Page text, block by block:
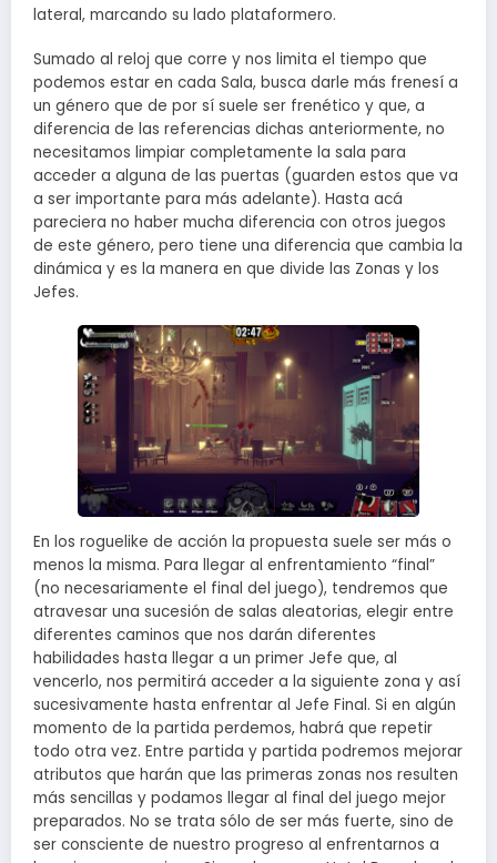
lateral, marcando su lado plataformero.
Sumado al reloj que corre y nos limita el tiempo que
podemos estar en cada Sala, busca darle más frenesí a
un género que de por sí suele ser frenético y que, a
diferencia de las referencias dichas anteriormente, no
necesitamos limpiar completamente la sala para
acceder a alguna de las puertas (guarden estos que va
a ser importante para más adelante). Hasta acá
pareciera no haber mucha diferencia con otros juegos
de este género, pero tiene una diferencia que cambia la
dinámica y es la manera en que divide las Zonas y los
Jefes.
En los roguelike de acción la propuesta suele ser más o
menos la misma. Para llegar al enfrentamiento “final”
(no necesariamente el final del juego), tendremos que
atravesar una sucesión de salas aleatorias, elegir entre
diferentes caminos que nos darán diferentes
habilidades hasta llegar a un primer Jefe que, al
vencerlo, nos permitirá acceder a la siguiente zona y así
sucesivamente hasta enfrentar al Jefe Final. Si en algún
momento de la partida perdemos, habrá que repetir
todo otra vez. Entre partida y partida podremos mejorar
atributos que harán que las primeras zonas nos resulten
más sencillas y podamos llegar al final del juego mejor
preparados. No se trata sólo de ser más fuerte, sino de
ser consciente de nuestro progreso al enfrentarnos a